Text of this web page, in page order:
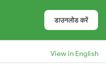
डाउनलोड करें
View in English